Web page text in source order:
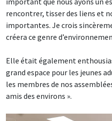
rencontrer, tisser des liens et
importantes. Je crois
créera ce genre
Elle était également
grand espace pour les jeunes
les membres de nos
amis des environs ».